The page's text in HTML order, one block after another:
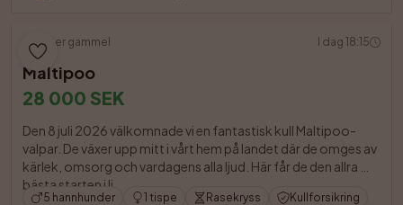
4 uker gammel I dag 18:15
Maltipoo
28 000 SEK
Den 8 juli 2026 välkomnade vi en fantastisk kull Maltipoo-
valpar. De växer upp mitt i vårt hem på landet där de omges av
kärlek, omsorg och vardagens alla ljud. Här får de den allra
bästa starten i li
5 hannhunder 1 tispe Rasekryss Kullforsikring